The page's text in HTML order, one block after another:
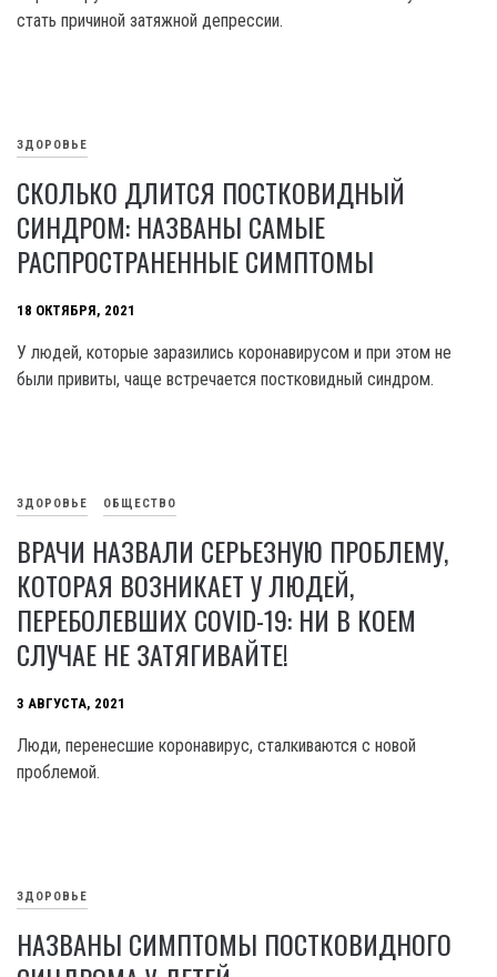
стать причиной затяжной депрессии.
ЗДОРОВЬЕ
СКОЛЬКО ДЛИТСЯ ПОСТКОВИДНЫЙ
СИНДРОМ: НАЗВАНЫ САМЫЕ
РАСПРОСТРАНЕННЫЕ СИМПТОМЫ
18 ОКТЯБРЯ, 2021
У людей, которые заразились коронавирусом и при этом не
были привиты, чаще встречается постковидный синдром.
ЗДОРОВЬЕ ОБЩЕСТВО
ВРАЧИ НАЗВАЛИ СЕРЬЕЗНУЮ ПРОБЛЕМУ,
КОТОРАЯ ВОЗНИКАЕТ У ЛЮДЕЙ,
ПЕРЕБОЛЕВШИХ COVID-19: НИ В КОЕМ
СЛУЧАЕ НЕ ЗАТЯГИВАЙТЕ!
3 АВГУСТА, 2021
Люди, перенесшие коронавирус, сталкиваются с новой
проблемой.
ЗДОРОВЬЕ
НАЗВАНЫ СИМПТОМЫ ПОСТКОВИДНОГО